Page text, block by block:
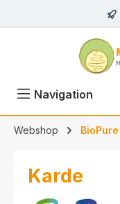
Navigation
Webshop BioPure
Karde